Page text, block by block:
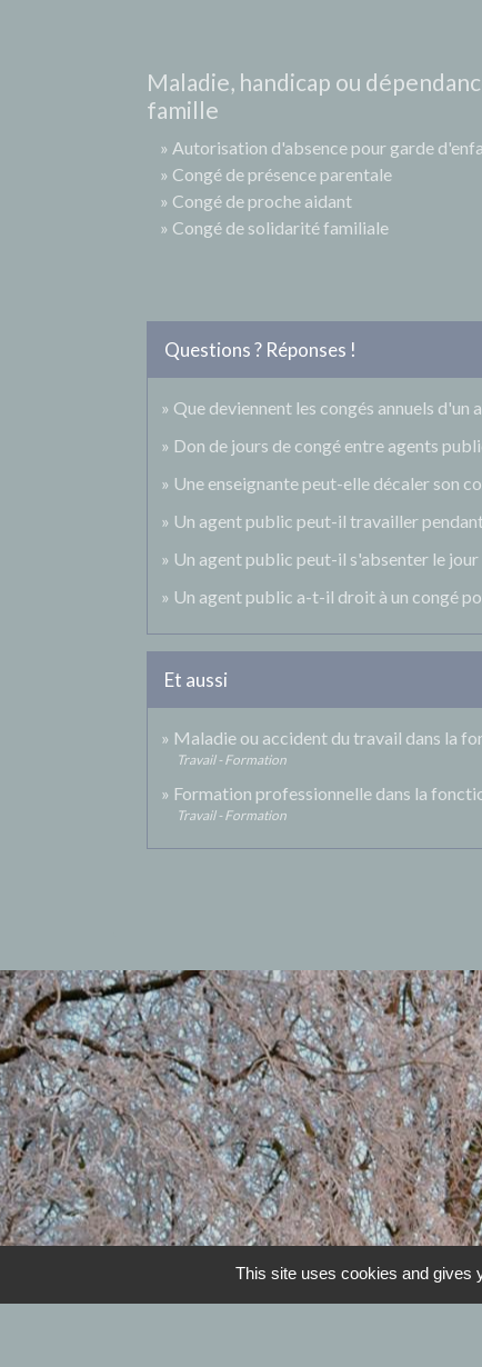
Maladie, handicap ou
famille
Autorisation d'absence pour garde
Congé de présence parentale
Congé de proche aidant
Congé de solidarité familiale
Questions ? Réponses !
Que deviennent les congés annuels
Don de jours de congé entre agents
Une enseignante peut-elle décaler son
Un agent public peut-il travailler pendant
Un agent public peut-il s'absenter le
Un agent public a-t-il droit à un congé
Et aussi
Maladie ou accident du travail dans la
Travail - Formation
Formation professionnelle dans la
Travail - Formation
Horaires de la
This site uses cookies and gives